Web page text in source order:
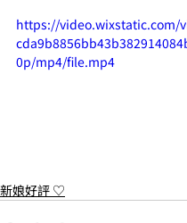
https://video.wixstatic.com/
0p/mp4/file.mp4
新娘好評 ♡